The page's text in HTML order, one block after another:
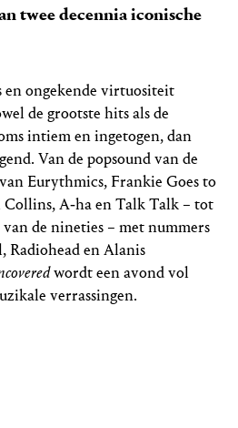
twee decennia iconische
ongekende virtuositeit
de grootste hits als de
intiem en ingetogen, dan
Van de popsound van de
Eurythmics, Frankie Goes to
A‑ha en Talk Talk – tot
de nineties – met nummers
Radiohead en Alanis
wordt een avond vol
verrassingen.